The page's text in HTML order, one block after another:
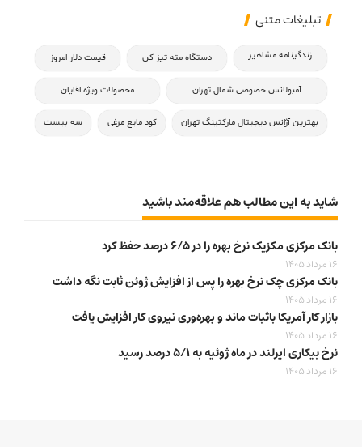
تبلیغات متنی
زندگینامه مشاهیر دستگاه مته تیز کن قیمت دلار امروز
آمبولانس خصوصی شمال تهران محصولات ویژه اقایان
بهترین آژانس دیجیتال مارکتینگ تهران کود مایع مرغی سه بیست
شاید به این مطالب هم علاقه‌مند باشید
بانک مرکزی مکزیک نرخ بهره را در ۶/۵ درصد حفظ کرد
16 مرداد 1405
بانک مرکزی چک نرخ بهره را پس از افزایش ژوئن ثابت نگه داشت
16 مرداد 1405
بازار کار آمریکا باثبات ماند و بهره‌وری نیروی کار افزایش یافت
16 مرداد 1405
نرخ بیکاری ایرلند در ماه ژوئیه به ۵/۱ درصد رسید
16 مرداد 1405